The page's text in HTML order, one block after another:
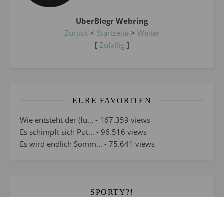
UberBlogr Webring
Zurück < Startseite> Weiter
[ Zufällig]
EURE FAVORITEN
Wie entsteht der (fü... - 167.359 views
Es schimpft sich Put... - 96.516 views
Es wird endlich Somm... - 75.641 views
SPORTY?!